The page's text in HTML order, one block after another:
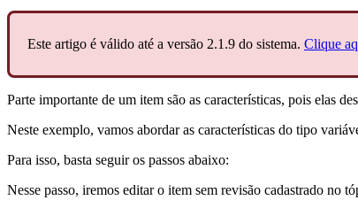
Este artigo é válido até a versão 2.1.9 do sistema. Clique
Parte importante de um item são as características, pois elas
Neste exemplo, vamos abordar as características do tipo
Para isso, basta seguir os passos abaixo:
Nesse passo, iremos editar o item sem revisão cadastrado no